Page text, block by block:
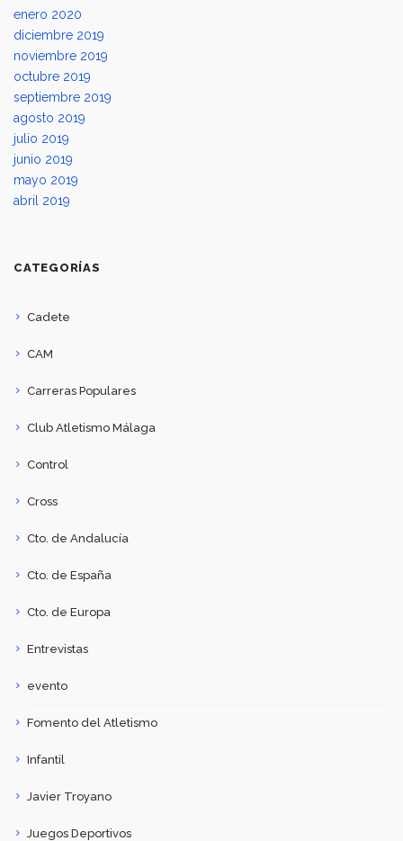
enero 2020
diciembre 2019
noviembre 2019
octubre 2019
septiembre 2019
agosto 2019
julio 2019
junio 2019
mayo 2019
abril 2019
CATEGORÍAS
Cadete
CAM
Carreras Populares
Club Atletismo Málaga
Control
Cross
Cto. de Andalucía
Cto. de España
Cto. de Europa
Entrevistas
evento
Fomento del Atletismo
Infantil
Javier Troyano
Juegos Deportivos